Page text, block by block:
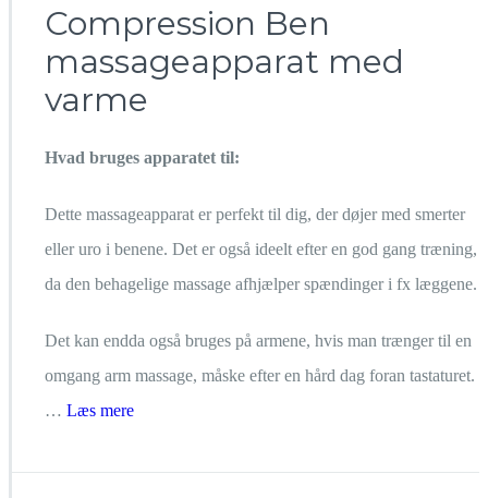
massageapparat
med
varme
Compression Ben
massageapparat med
varme
Hvad bruges apparatet til:
Dette massageapparat er perfekt til dig, der døjer med smerter
eller uro i benene. Det er også ideelt efter en god gang træning,
da den behagelige massage afhjælper spændinger i fx læggene.
Det kan endda også bruges på armene, hvis man trænger til en
omgang arm massage, måske efter en hård dag foran tastaturet.
… Læs mere